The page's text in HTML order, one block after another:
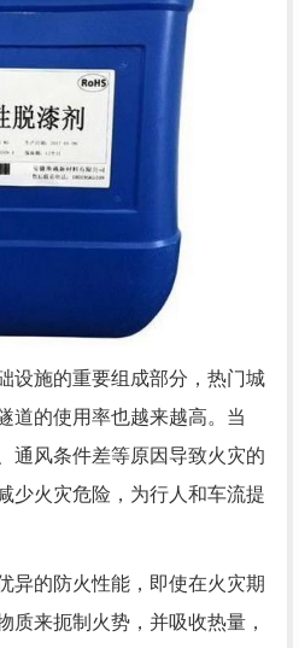
设施的重要组成部分，热门城
道的使用率也越来越高。当
通风条件差等原因导致火灾的
少火灾危险，为行人和车流提
异的防火性能，即使在火灾期
质来扼制火势，并吸收热量，